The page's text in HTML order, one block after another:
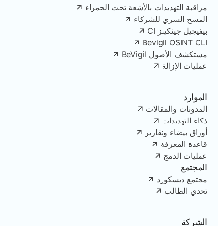
مراقبة التهديدات بالأشعة تحت الحمراء
المسح السري للشركاء
بيفيجيل جينكينز CI
Bevigil OSINT CLI
مستكشف الأصول BeVigil
عمليات الإزالة
الموارد
المدونات والمقالات
ذكاء التهديدات
أوراق بيضاء وتقارير
قاعدة المعرفة
عمليات الدمج
المجتمع
مجتمع ديسكورد
تحدي الطالب
الشركة